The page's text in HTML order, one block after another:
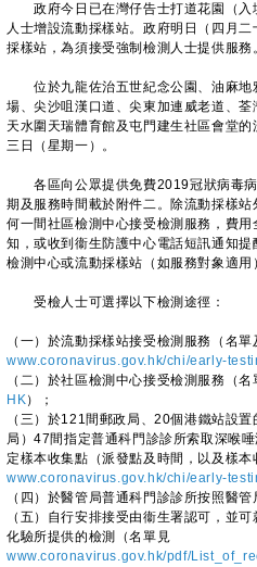
政府今日已在灣仔告士打道花園（入
人士增設流動採樣站。政府明日（四月
採樣站，為須接受強制檢測人士提供服務
位於九龍佐治五世紀念公園、油麻地
場、尖沙咀漢口道、尖東加連威老道、荃
天水圍天瑞體育館及屯門建生社區會堂
三日（星期一）。
各區向公眾提供免費2019冠狀病毒病
期及服務時間載於附件二。除流動採樣
何一間社區檢測中心接受檢測服務，費
知，或收到衞生防護中心電話短訊通知
檢測中心或流動採樣站（如服務對象適用
受檢人士可選擇以下檢測途徑：
（一）於流動採樣站接受檢測服務（名
www.coronavirus.gov.hk/chi/early-
（二）於社區檢測中心接受檢測服務（名
HK）；
（三）於121間郵政局、20個港鐵站設
局）47間指定普通科門診診所索取深喉
定樣本收集點（派發點及時間，以及樣本
www.coronavirus.gov.hk/chi/early-
（四）於醫管局普通科門診診所按照醫
（五）自行安排接受由衞生署認可，並
化驗所提供的檢測（名單見
www.coronavirus.gov.hk/pdf/